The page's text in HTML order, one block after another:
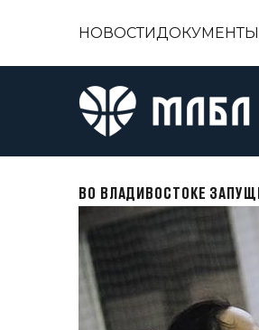
НОВОСТИДОКУМЕНТЫ
ВО ВЛАДИВОСТОКЕ